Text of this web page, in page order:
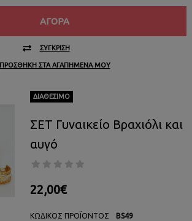
ΑΓΟΡΆ
ΣΎΓΚΡΙΣΗ
ΠΡΟΣΘΉΚΗ ΣΤΑ ΑΓΑΠΗΜΈΝΑ ΜΟΥ
ΔΙΑΘΈΣΙΜΟ
ΣΕΤ Γυναικείο Βραχιόλι και
αυγό
22,00€
ΚΩΔΙΚΌΣ ΠΡΟΪΌΝΤΟΣ
BS49